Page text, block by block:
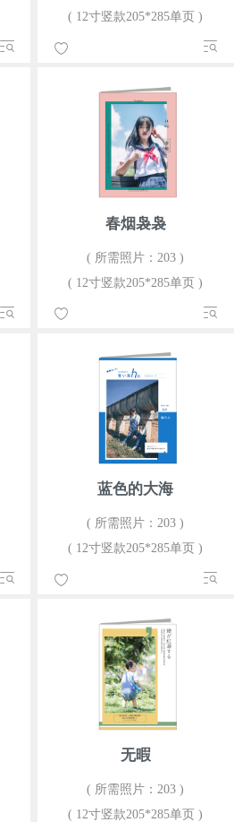
( 12寸竖款205*285单页 )
春烟袅袅
( 所需照片：203 )
( 12寸竖款205*285单页 )
蓝色的大海
( 所需照片：203 )
( 12寸竖款205*285单页 )
无暇
( 所需照片：203 )
( 12寸竖款205*285单页 )